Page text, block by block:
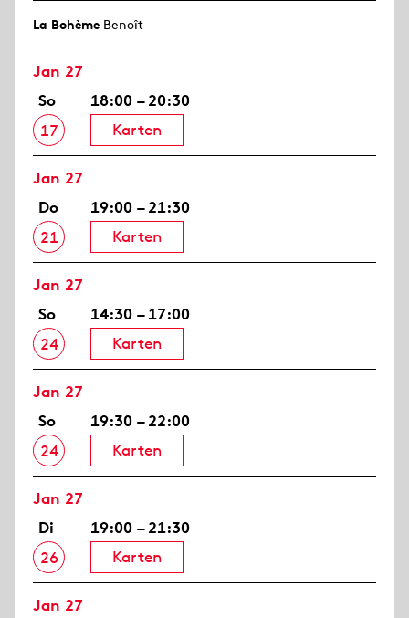
La Bohème Benoît
Jan 27
So
17
18:00 – 20:30
Karten
Jan 27
Do
21
19:00 – 21:30
Karten
Jan 27
So
24
14:30 – 17:00
Karten
Jan 27
So
24
19:30 – 22:00
Karten
Jan 27
Di
26
19:00 – 21:30
Karten
Jan 27